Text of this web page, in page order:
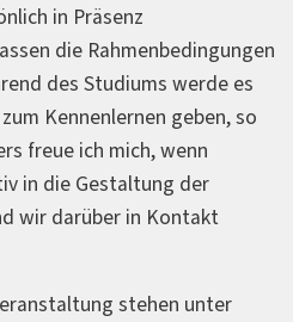
in Präsenz
die Rahmenbedingungen
des Studiums werde es
Kennenlernen geben, so
freue ich mich, wenn
in die Gestaltung der
wir darüber in Kontakt
stehen unter